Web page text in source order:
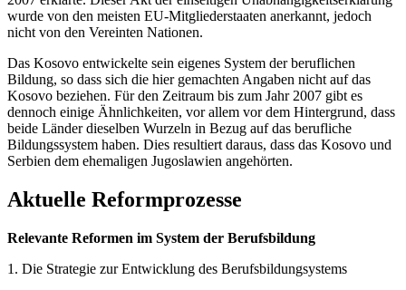
wurde von den meisten EU-Mitgliederstaaten anerkannt, jedoch
nicht von den Vereinten Nationen.
Das Kosovo entwickelte sein eigenes System der beruflichen
Bildung, so dass sich die hier gemachten Angaben nicht auf das
Kosovo beziehen. Für den Zeitraum bis zum Jahr 2007 gibt es
dennoch einige Ähnlichkeiten, vor allem vor dem Hintergrund, dass
beide Länder dieselben Wurzeln in Bezug auf das berufliche
Bildungssystem haben. Dies resultiert daraus, dass das Kosovo und
Serbien dem ehemaligen Jugoslawien angehörten.
Aktuelle Reformprozesse
Relevante Reformen im System der Berufsbildung
1. Die Strategie zur Entwicklung des Berufsbildungsystems